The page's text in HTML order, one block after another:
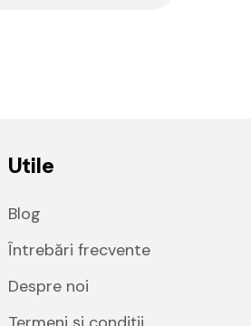
Utile
Blog
Întrebări frecvente
Despre noi